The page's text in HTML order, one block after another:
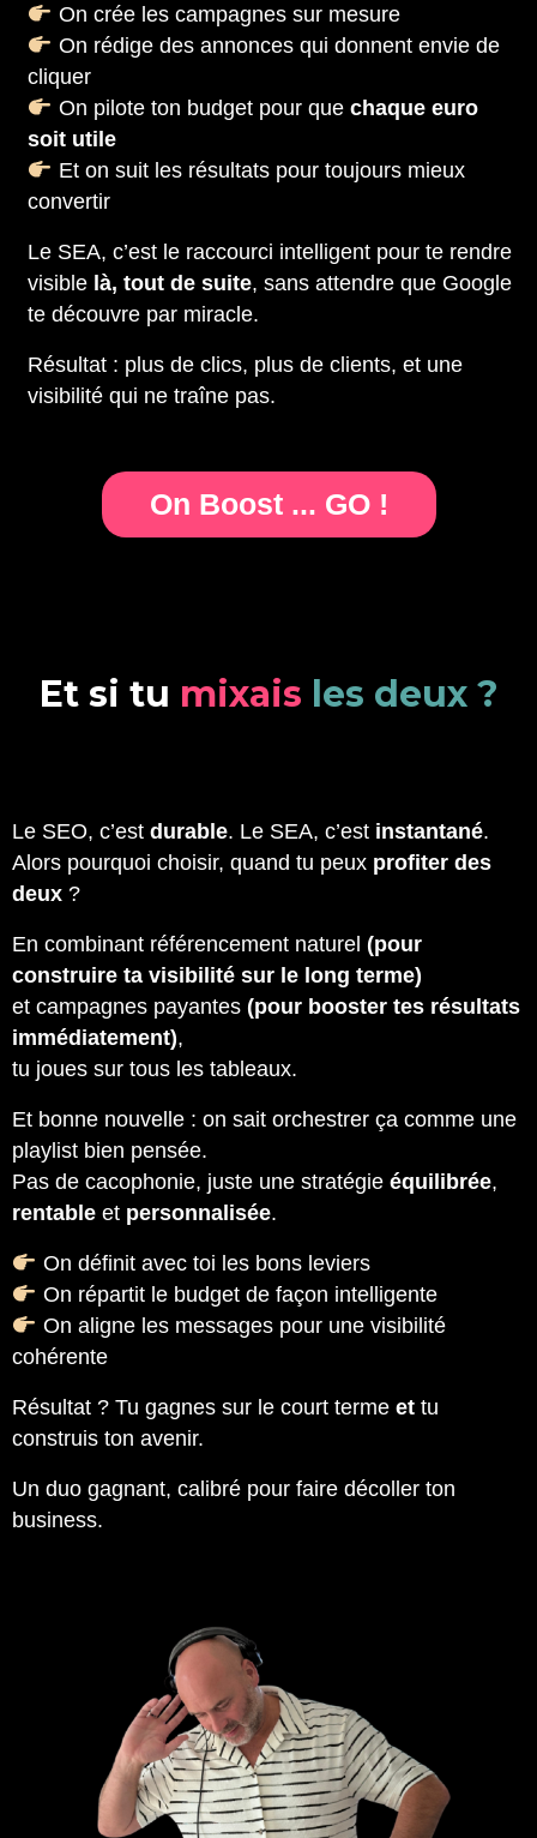
On crée les campagnes sur mesure
On rédige des annonces qui donnent envie de
cliquer
On pilote ton budget pour que chaque euro
soit utile
Et on suit les résultats pour toujours mieux
convertir
Le SEA, c’est le raccourci intelligent pour te rendre
visible là, tout de suite, sans attendre que Google
te découvre par miracle.
Résultat : plus de clics, plus de clients, et une
visibilité qui ne traîne pas.
On Boost ... GO !
Et si tu mixais les deux ?
Le SEO, c’est durable. Le SEA, c’est instantané.
Alors pourquoi choisir, quand tu peux profiter des
deux ?
En combinant référencement naturel (pour
construire ta visibilité sur le long terme)
et campagnes payantes (pour booster tes résultats
immédiatement),
tu joues sur tous les tableaux.
Et bonne nouvelle : on sait orchestrer ça comme une
playlist bien pensée.
Pas de cacophonie, juste une stratégie équilibrée,
rentable et personnalisée.
On définit avec toi les bons leviers
On répartit le budget de façon intelligente
On aligne les messages pour une visibilité
cohérente
Résultat ? Tu gagnes sur le court terme et tu
construis ton avenir.
Un duo gagnant, calibré pour faire décoller ton
business.